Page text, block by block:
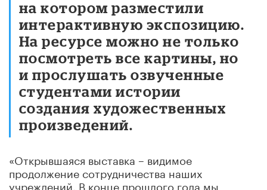
на котором разместили
интерактивную экспозицию.
На ресурсе можно не только
посмотреть все картины, но
и прослушать озвученные
студентами истории
создания художественных
произведений.
«Открывшаяся выставка – видимое
продолжение сотрудничества наших
учреждений. В конце прошлого года мы